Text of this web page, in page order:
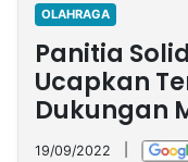
Nasional
International
Olahraga
Entertainment
Daerah
Pariwisata
Kuliner
Kolom
Network
OLAHRAGA
Panitia
Ucapkan
Dukungan
19/09/2022